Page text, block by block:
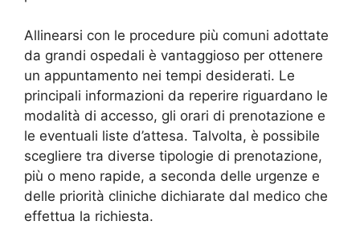
Allinearsi con le procedure più comuni adottate
da grandi ospedali è vantaggioso per ottenere
un appuntamento nei tempi desiderati. Le
principali informazioni da reperire riguardano le
modalità di accesso, gli orari di prenotazione e
le eventuali liste d’attesa. Talvolta, è possibile
scegliere tra diverse tipologie di prenotazione,
più o meno rapide, a seconda delle urgenze e
delle priorità cliniche dichiarate dal medico che
effettua la richiesta.